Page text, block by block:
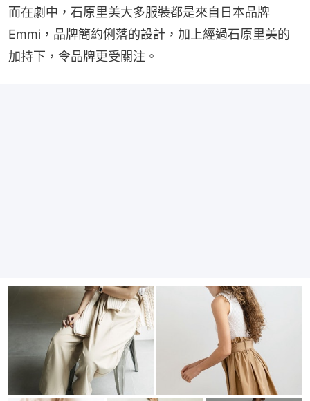
而在劇中，石原里美大多服裝都是來自日本品牌
Emmi，品牌簡約俐落的設計，加上經過石原里美的
加持下，令品牌更受關注。